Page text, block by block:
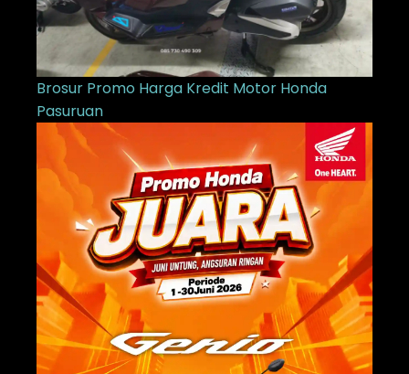
Brosur Promo Harga Kredit Motor Honda
Pasuruan